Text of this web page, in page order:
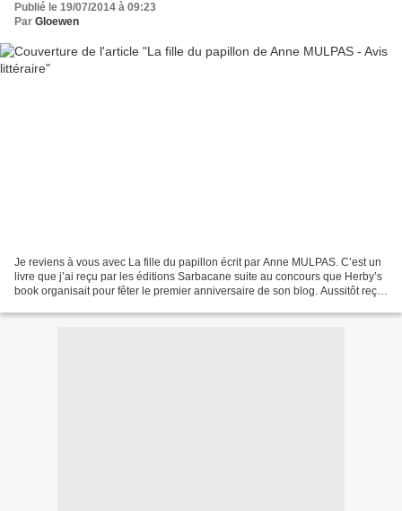
Publié le 19/07/2014 à 09:23
Par Gloewen
Je reviens à vous avec La fille du papillon écrit par Anne MULPAS. C’est un
livre que j’ai reçu par les éditions Sarbacane suite au concours que Herby’s
book organisait pour fêter le premier anniversaire de son blog. Aussitôt reçu,